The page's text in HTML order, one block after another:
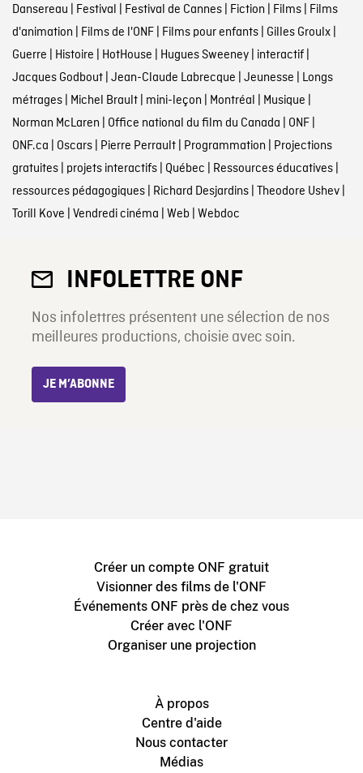
Dansereau | Festival | Festival de Cannes| Fiction | Films| Films
d'animation | Films de l'ONF| Films pour enfants| Gilles Groulx|
Guerre | Histoire | HotHouse | Hugues Sweeney| interactif|
Jacques Godbout| Jean-Claude Labrecque | Jeunesse | Longs
métrages| Michel Brault| mini-leçon | Montréal | Musique |
Norman McLaren | Office national du film du Canada | ONF|
ONF.ca | Oscars| Pierre Perrault| Programmation | Projections
gratuites| projets interactifs| Québec | Ressources éducatives|
ressources pédagogiques| Richard Desjardins| Theodore Ushev|
Torill Kove | Vendredi cinéma | Web | Webdoc
INFOLETTRE ONF
Nos infolettres présentent une sélection de nos
meilleures productions, choisie avec soin.
JE M’ABONNE
Créer un compte ONF gratuit
Visionner des films de l'ONF
Événements ONF près de chez vous
Créer avec l'ONF
Organiser une projection
À propos
Centre d'aide
Nous contacter
Médias